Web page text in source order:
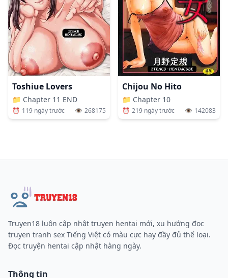
Toshiue Lovers
📁 Chapter 11 END
⏰ 119 ngày trước 👁️ 268175
Chijou No Hito
📁 Chapter 10
⏰ 219 ngày trước 👁️ 142083
Truyen18 luôn cập nhật truyen hentai mới, xu hướng đọc
truyen tranh sex Tiếng Việt có màu cực hay đầy đủ thể loại.
Đọc truyện hentai cập nhật hàng ngày.
Thông tin